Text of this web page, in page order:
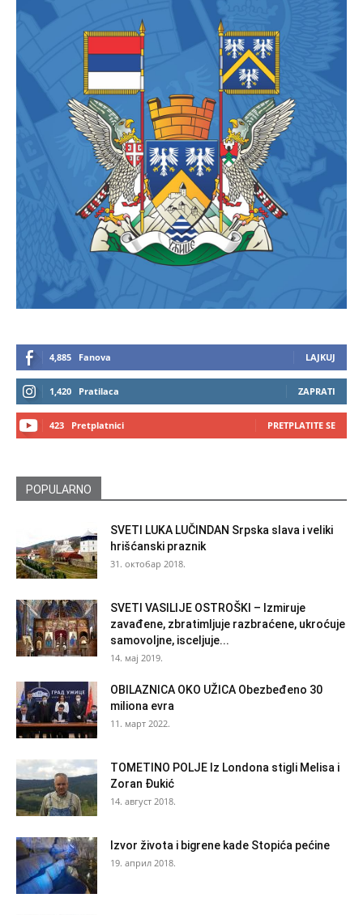
4,885 Fanova LAJKUJ
1,420 Pratilaca ZAPRATI
423 Pretplatnici PRETPLATITE SE
POPULARNO
SVETI LUKA LUČINDAN Srpska slava i veliki
hrišćanski praznik
31. октобар 2018.
SVETI VASILIJE OSTROŠKI – Izmiruje
zavađene, zbratimljuje razbraćene, ukroćuje
samovoljne, isceljuje...
14. мај 2019.
OBILAZNICA OKO UŽICA Obezbeđeno 30
miliona evra
11. март 2022.
TOMETINO POLJE Iz Londona stigli Melisa i
Zoran Đukić
14. август 2018.
Izvor života i bigrene kade Stopića pećine
19. април 2018.